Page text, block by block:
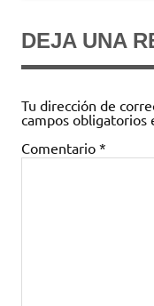
DEJA UNA
Tu dirección de
campos obligatorios
Comentario *